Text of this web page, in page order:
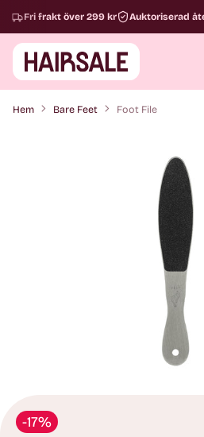
Fri frakt över 299 kr Auktoriserad
Hem Bare Feet Foot File
-17%